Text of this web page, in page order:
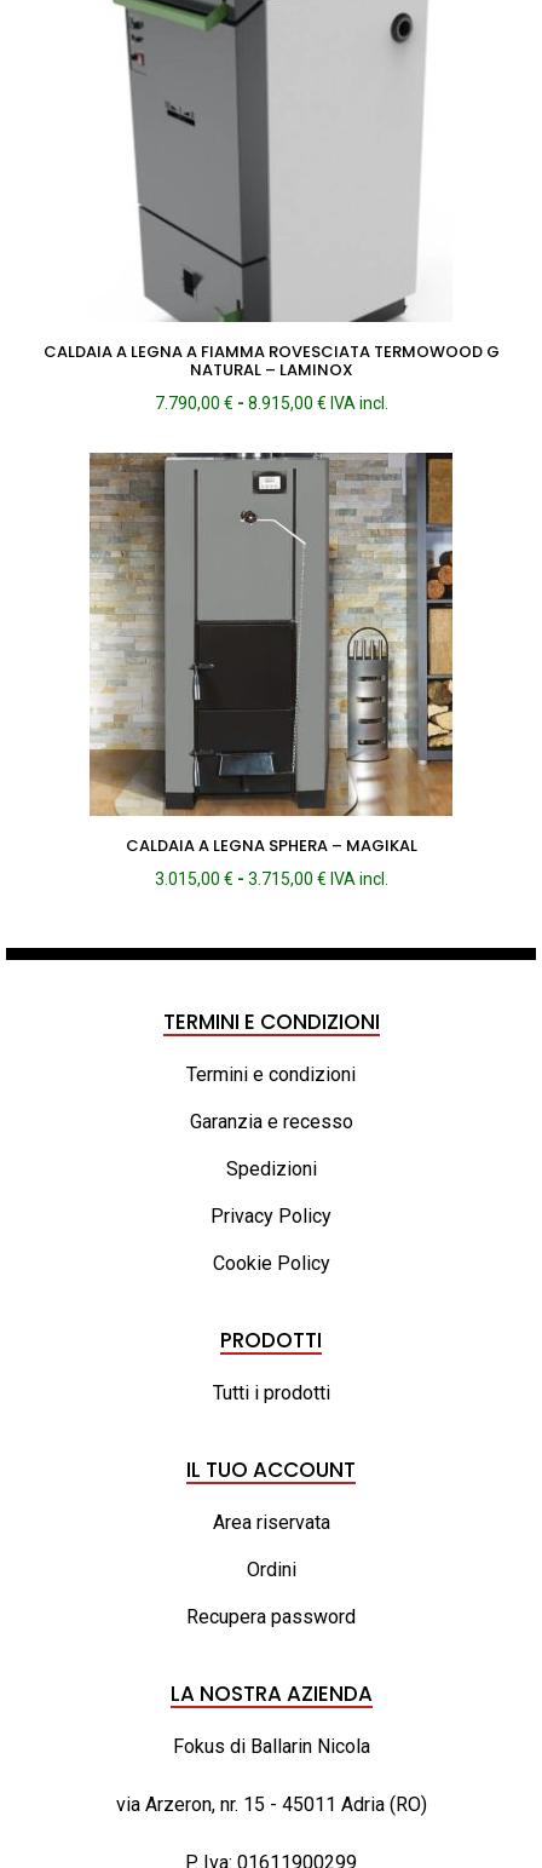
8.220,00 €
CALDAIA A LEGNA A FIAMMA ROVESCIATA TERMOWOOD G
NATURAL – LAMINOX
7.790,00 € - 8.915,00 €Fascia
prezzo:
da
7.790,00 €
a
8.915,00 €
IVA incl.
CALDAIA A LEGNA SPHERA – MAGIKAL
3.015,00 € - 3.715,00 €Fascia
da
3.715,00 €
IVA incl.
TERMINI E CONDIZIONI
Termini e condizioni
Garanzia e recesso
Spedizioni
Privacy Policy
Cookie Policy
PRODOTTI
Tutti i prodotti
IL TUO ACCOUNT
Area riservata
Ordini
Recupera password
LA NOSTRA AZIENDA
Fokus di Ballarin Nicola
via Arzeron, nr. 15 - 45011 Adria (RO)
P. Iva: 01611900299